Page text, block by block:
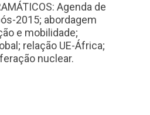
Agenda de
2015; abordagem
e mobilidade;
relação UE-África;
nuclear.